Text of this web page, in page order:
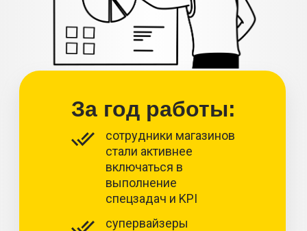
За год работы:
сотрудники магазинов
стали активнее
включаться в
выполнение
спецзадач и KPI
супервайзеры